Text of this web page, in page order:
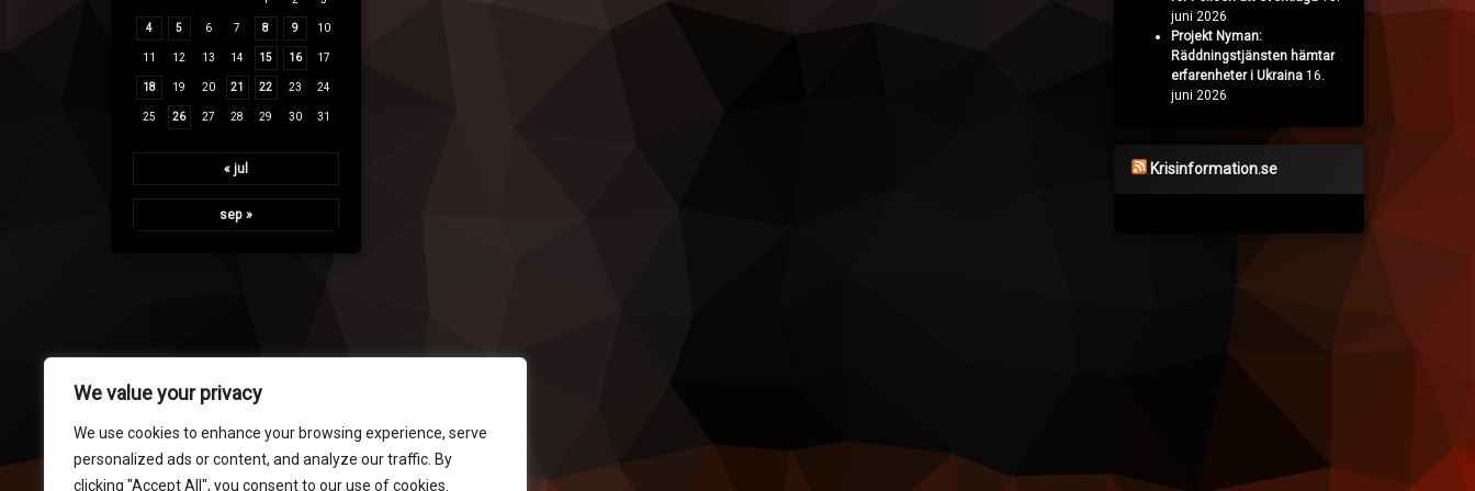
We value your privacy
We use cookies to enhance your browsing experience, serve
personalized ads or content, and analyze our traffic. By
clicking "Accept All", you consent to our use of cookies.
4 5 6 7 8 9 10
11 12 13 14 15 16 17
18 19 20 21 22 23 24
25 26 27 28 29 30 31
« jul
sep »
juni 2026
Projekt Nyman:
Räddningstjänsten hämtar
erfarenheter i Ukraina 16.
juni 2026
Krisinformation.se